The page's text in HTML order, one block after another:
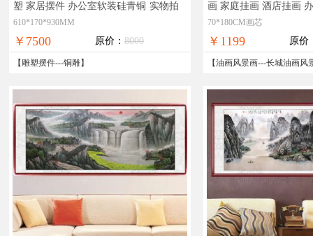
塑 家居摆件 办公室软装硅青铜 实物拍
摄，精品艺术，在线支付，全国免邮
610*170*930MM
￥7500 原价： 8000
【雕塑摆件---铜雕】
画 家庭挂画 酒店挂画
拍摄，现货图片，在线
70*180CM画芯
￥1199 原价
【油画风景画---长城油画风